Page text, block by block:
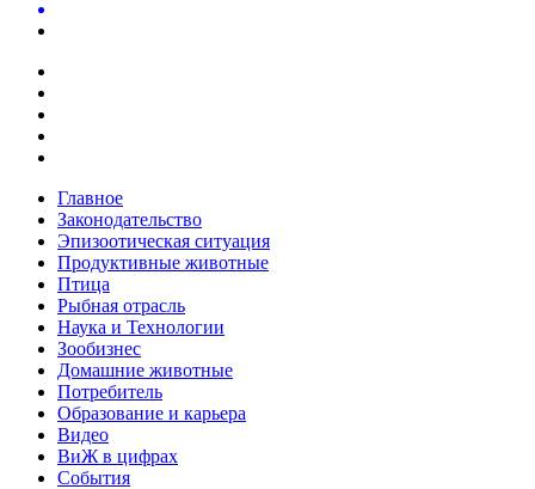
Главное
Законодательство
Эпизоотическая ситуация
Продуктивные животные
Птица
Рыбная отрасль
Наука и Технологии
Зообизнес
Домашние животные
Потребитель
Образование и карьера
Видео
ВиЖ в цифрах
События